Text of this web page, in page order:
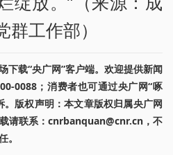
工作部）
下载“央广网”客户端。欢迎提供新闻
0088；消费者也可通过央广网“啄
版权声明：本文章版权归属央广网
请联系：cnrbanquan@cnr.cn，不
。